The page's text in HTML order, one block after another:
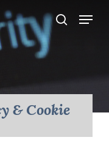
search
Menu
& Cookie